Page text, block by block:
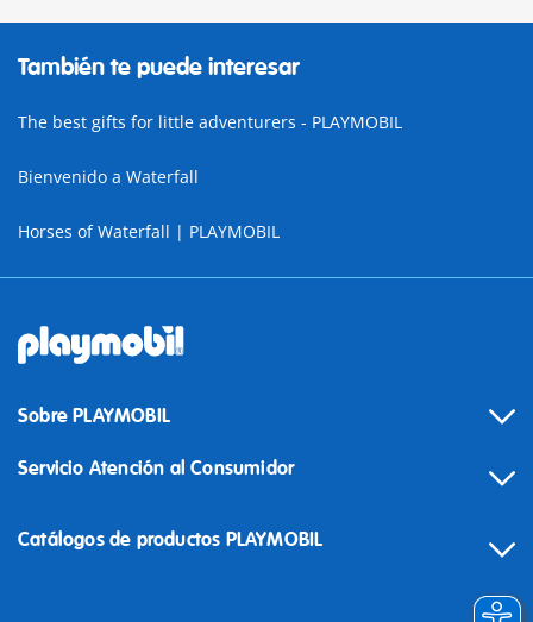
También te puede interesar
The best gifts for little adventurers - PLAYMOBIL
Bienvenido a Waterfall
Horses of Waterfall | PLAYMOBIL
Sobre PLAYMOBIL
Servicio Atención al Consumidor
Catálogos de productos PLAYMOBIL